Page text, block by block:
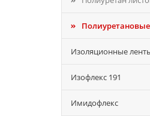
Изоляционные
Изофлекс 191
Имидофлекс